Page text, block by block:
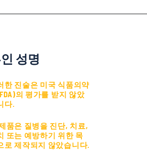
성명
한 진술은 미국 식품의약
의 평가를 받지 않았
다.
품은 질병을 진단, 치료,
또는 예방하기 위한 목
로 제작되지 않았습니다.